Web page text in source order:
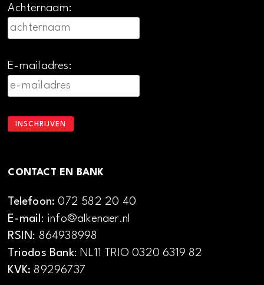
Achternaam:
E-mailadres:
CONTACT EN BANK
Telefoon:072 582 20 40
E-mail: info@alkenaer.nl
RSIN: 864938998
Triodos Bank: NL11 TRIO 0320 6319 82
KVK: 89296737